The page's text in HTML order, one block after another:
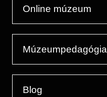
Online múzeum
Múzeumpedagógia
Blog